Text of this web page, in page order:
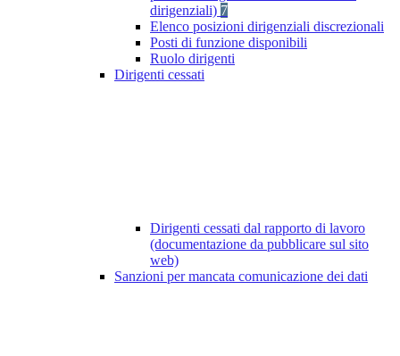
dirigenziali) 7
Elenco posizioni dirigenziali discrezionali
Posti di funzione disponibili
Ruolo dirigenti
Dirigenti cessati
Dirigenti cessati dal rapporto di lavoro
(documentazione da pubblicare sul sito
web)
Sanzioni per mancata comunicazione dei dati